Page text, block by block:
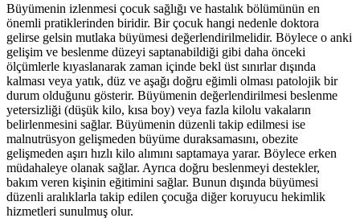
Büyümenin izlenmesi çocuk sağlığı ve hastalık bölümünün en
önemli pratiklerinden biridir. Bir çocuk hangi nedenle doktora
gelirse gelsin mutlaka büyümesi değerlendirilmelidir. Böylece o anki
gelişim ve beslenme düzeyi saptanabildiği gibi daha önceki
ölçümlerle kıyaslanarak zaman içinde bekl üst sınırlar dışında
kalması veya yatık, düz ve aşağı doğru eğimli olması patolojik bir
durum olduğunu gösterir. Büyümenin değerlendirilmesi beslenme
yetersizliği (düşük kilo, kısa boy) veya fazla kilolu vakaların
belirlenmesini sağlar. Büyümenin düzenli takip edilmesi ise
malnutrüsyon gelişmeden büyüme duraksamasını, obezite
gelişmeden aşırı hızlı kilo alımını saptamaya yarar. Böylece erken
müdahaleye olanak sağlar. Ayrıca doğru beslenmeyi destekler,
bakım veren kişinin eğitimini sağlar. Bunun dışında büyümesi
düzenli aralıklarla takip edilen çocuğa diğer koruyucu hekimlik
hizmetleri sunulmuş olur.